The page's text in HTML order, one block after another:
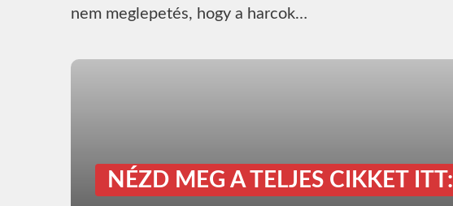
nem meglepetés, hogy a harcok…
NÉZD MEG A TELJES CIKKET ITT: